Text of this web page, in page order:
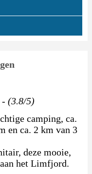
- (3.8/5)
camping, ca.
en ca. 2 km van 3
deze mooie,
het Limfjord.